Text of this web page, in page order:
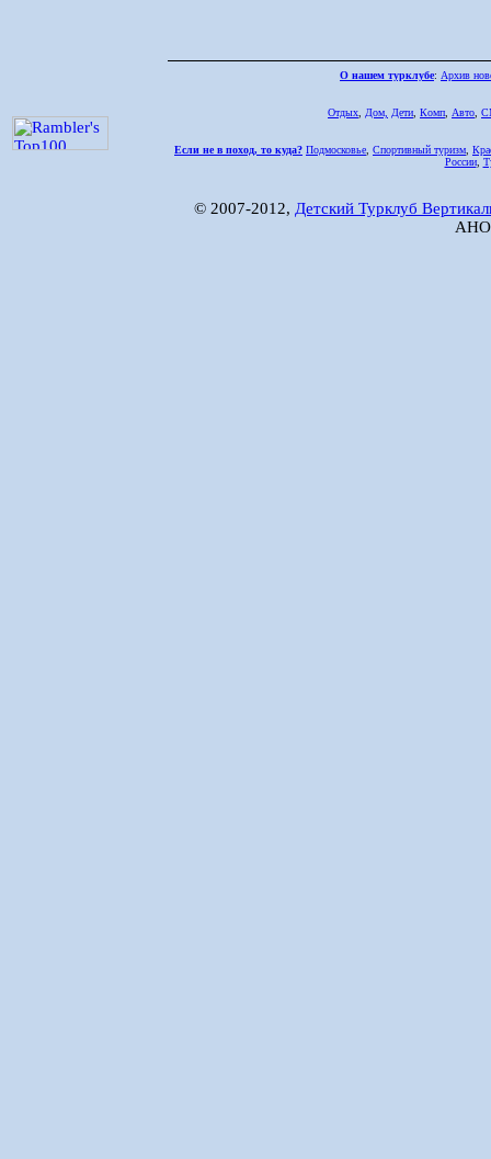
О нашем турклубе: Архив
Отдых Дом, Дети Комп Авто
Если не в поход, то куда? Подмосковье Спортивный туризм
России,
© 2007-2012, Детский Турклуб
АНО